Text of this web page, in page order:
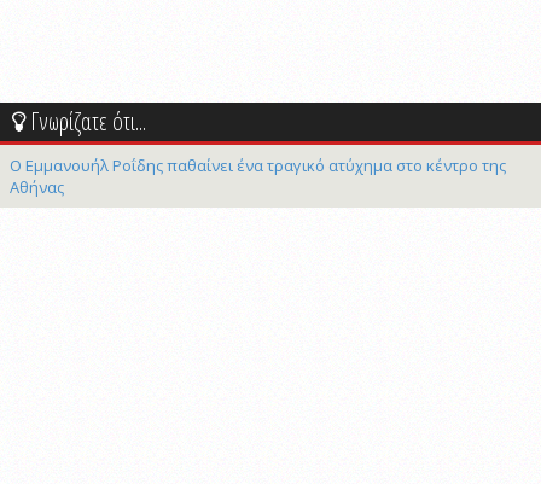
Γνωρίζατε ότι...
Ο Εμμανουήλ Ροΐδης παθαίνει ένα τραγικό ατύχημα στο κέντρο της
Αθήνας